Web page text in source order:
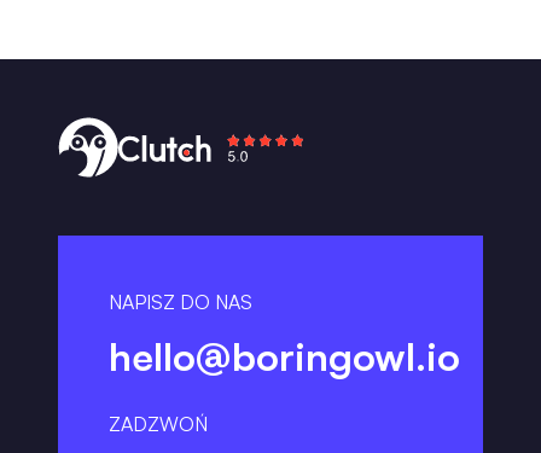
NAPISZ DO NAS
hello@boringowl.io
ZADZWOŃ